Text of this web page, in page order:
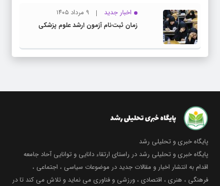
اخبار جدید
۹ مرداد ۱۴۰۵
زمان ثبت‌نام آزمون ارشد علوم پزشکی
پایگاه خبری و تحلیلی رشد
پایگاه خبری و تحلیلی رشد در راستای ارتقاء دانایی و توانایی آحاد جامعه
اقدام به انتشار اخبار و مقالات جدید در موضوعات سیاسی ، اجتماعی ،
فرهنگی ، هنری ، اقتصادی ، ورزشی و فناوری می نماید و تلاش می کند تا در